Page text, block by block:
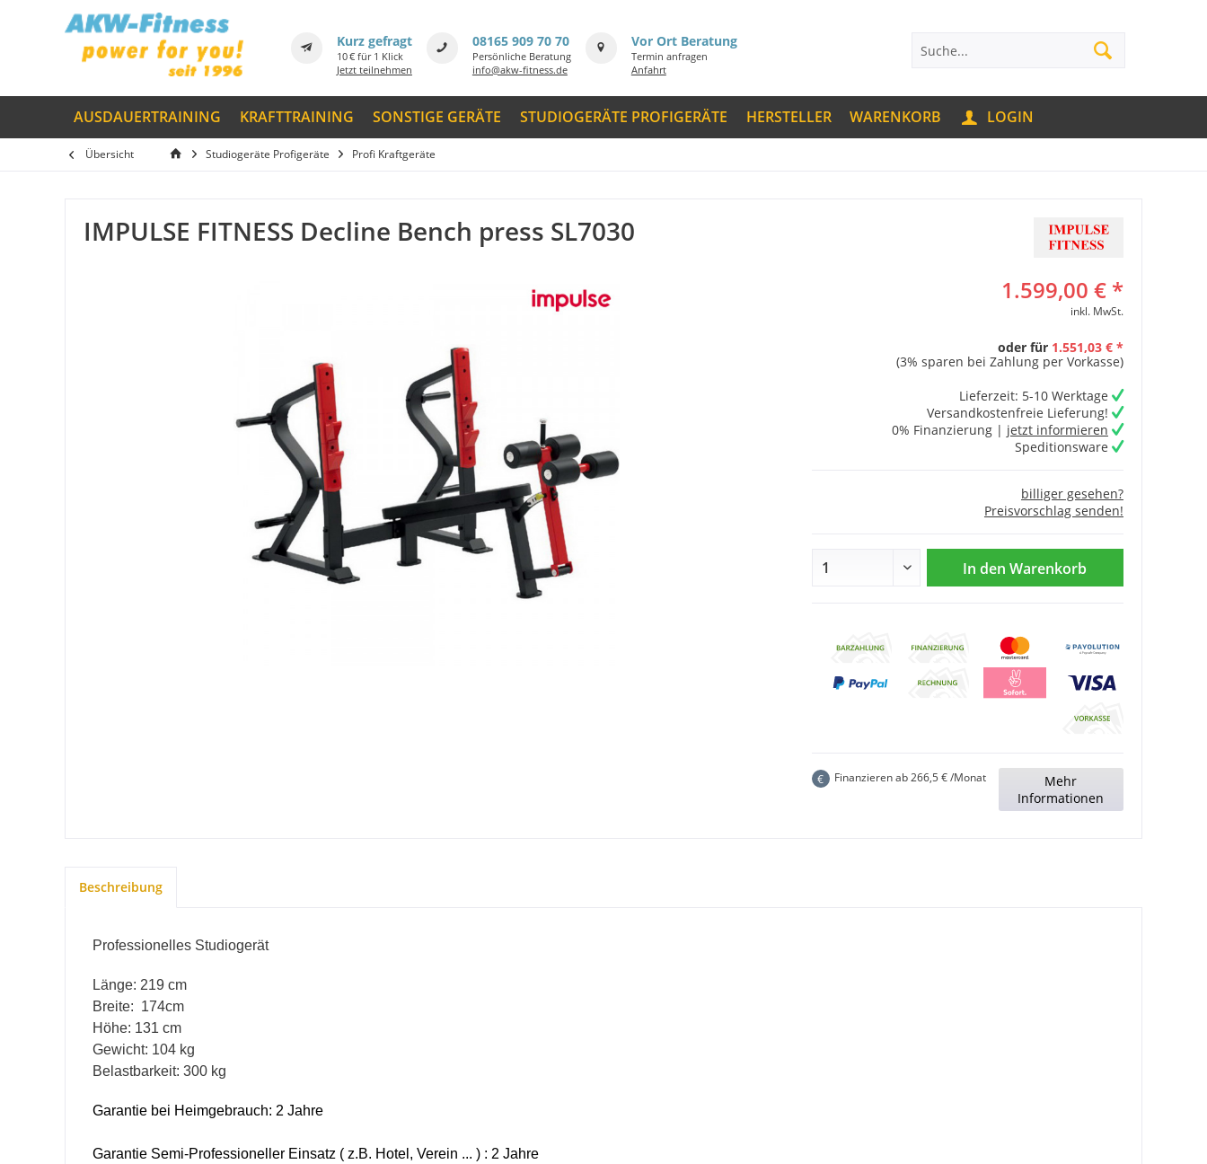
Kurz gefragt
10 € für 1 Klick
Jetzt teilnehmen
08165 909 70 70
Persönliche Beratung
info@akw-fitness.de
Vor Ort Beratung
Termin anfragen
Anfahrt
AUSDAUERTRAINING KRAFTTRAINING SONSTIGE GERÄTE STUDIOGERÄTE PROFIGERÄTE HERSTELLER WARENKORB LOGIN
Übersicht Studiogeräte Profigeräte Profi Kraftgeräte
IMPULSE FITNESS Decline Bench press SL7030
1.599,00 € *
inkl. MwSt.
oder für 1.551,03 € *
(3% sparen bei Zahlung per Vorkasse)
Lieferzeit: 5-10 Werktage
Versandkostenfreie Lieferung!
0% Finanzierung | jetzt informieren
Speditionsware
billiger gesehen?
Preisvorschlag senden!
In den Warenkorb
€ Finanzieren ab266,5 € /Monat
Mehr
Informationen
Beschreibung
Professionelles Studiogerät
Länge: 219 cm
Breite: 174cm
Höhe: 131 cm
Gewicht: 104 kg
Belastbarkeit: 300 kg
Garantie bei Heimgebrauch: 2 Jahre
Garantie Semi-Professioneller Einsatz ( z.B. Hotel, Verein ... ) : 2 Jahre